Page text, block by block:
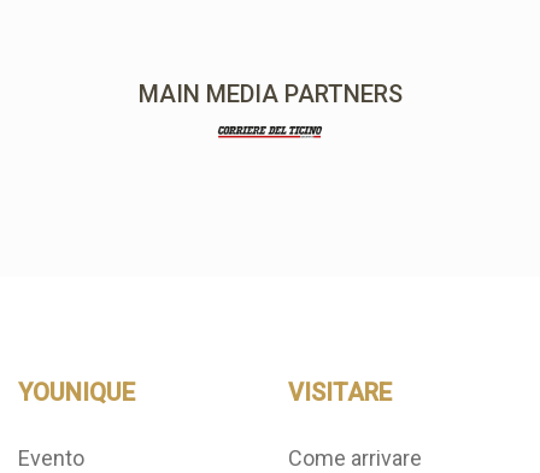
MAIN MEDIA PARTNERS
YOUNIQUE
Evento
VISITARE
Come arrivare